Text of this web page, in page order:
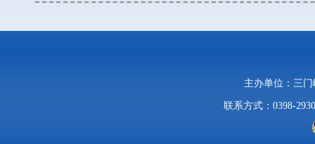
主办单位：三
联系方式：0398-